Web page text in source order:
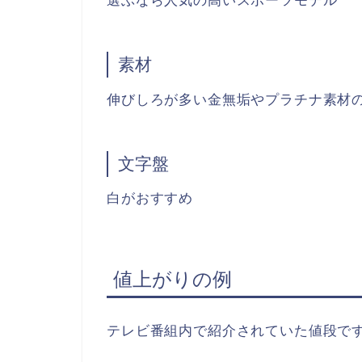
素材
伸びしろが多い金無垢やプラチナ素材
文字盤
白がおすすめ
値上がりの例
テレビ番組内で紹介されていた値段で